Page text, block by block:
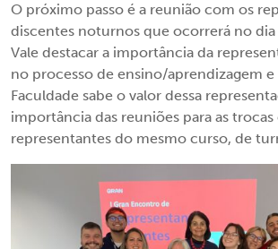
O próximo passo é a reunião com os
discentes noturnos que ocorrerá no dia
Vale destacar a importância da
no processo de ensino/aprendizagem e
Faculdade sabe o valor dessa
importância das reuniões para as
representantes do mesmo curso, de